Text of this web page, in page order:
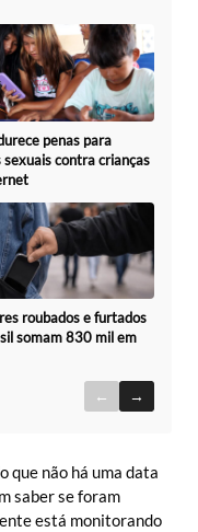
penas para
sexuais contra crianças
roubados e furtados
somam 830 mil em
← →
que não há uma data
saber se foram
está monitorando